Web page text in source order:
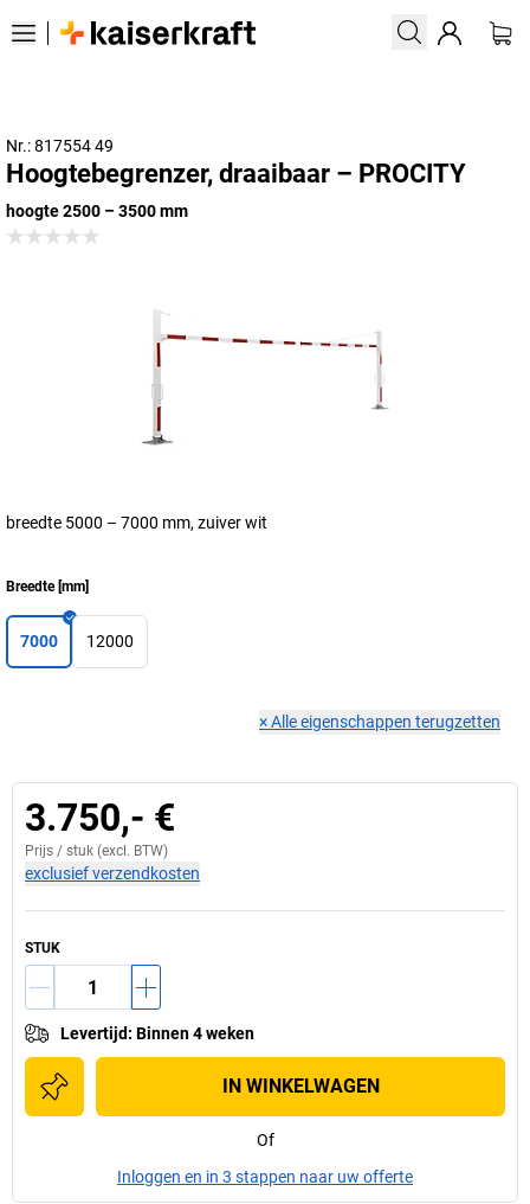
Nr.: 817554 49
Hoogtebegrenzer, draaibaar – PROCITY
hoogte 2500 – 3500 mm
breedte 5000 – 7000 mm, zuiver wit
Breedte[mm]
7000 12000
×Alle eigenschappen terugzetten
3.750,- €
Prijs / stuk (excl. BTW)
exclusief verzendkosten
STUK
Levertijd: Binnen 4 weken
IN WINKELWAGEN
Of
Inloggen en in 3 stappen naar uw offerte